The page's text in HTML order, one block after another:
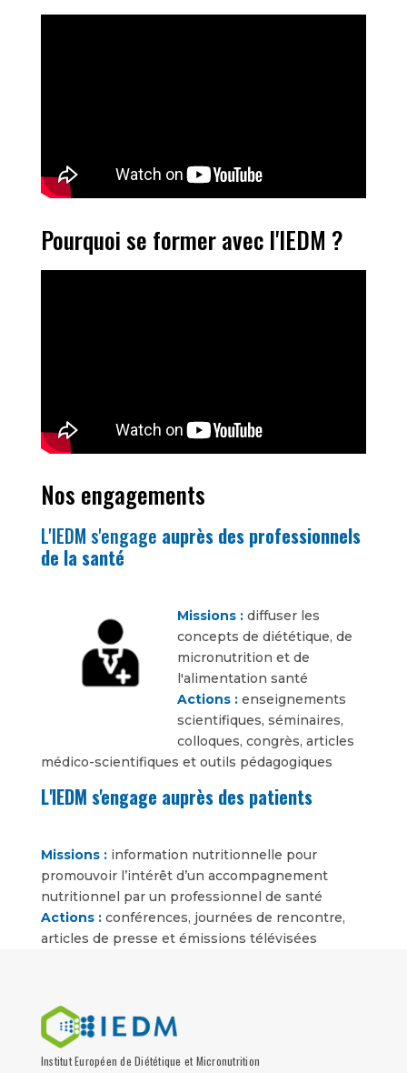
Pourquoi se former avec l'IEDM ?
Nos engagements
L'IEDM s'engage auprès des professionnels
de la santé
Missions :diffuser les
concepts de diététique, de
micronutrition et de
l'alimentation santé
Actions : enseignements
scientifiques, séminaires,
colloques, congrès, articles
médico-scientifiques et outils pédagogiques
L'IEDM s'engage auprès des patients
Missions :information nutritionnelle pour
promouvoir l’intérêt d’un accompagnement
nutritionnel par un professionnel de santé
Actions :conférences, journées de rencontre,
articles de presse et émissions télévisées
Institut Européen de Diététique et Micronutrition